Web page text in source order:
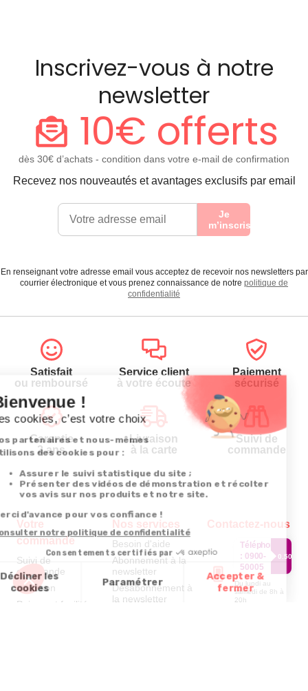
Inscrivez-vous à notre
newsletter
10€ offerts
dès 30€ d’achats - condition dans votre e-mail de confirmation
Recevez nos nouveautés et avantages exclusifs par email
Je
m’inscris
En renseignant votre adresse email vous acceptez de recevoir nos newsletters par
courrier électronique et vous prenez connaissance de notre politique de
confidentialité
Satisfait
ou remboursé
Service client
à votre écoute
Paiement
sécurisé
Garantie
2 ans
Livraison
à la carte
Suivi de
commande
Votre
commande
Suivi de
commande
Livraison
Paiement facilité
Nos services
Besoin d'aide
Abonnement à la
newsletter
Désabonnement à
la newsletter
Contactez-nous
Téléphone
: 0900-
50005
0.50€/
Du lundi au
samedi de 8h à
20h